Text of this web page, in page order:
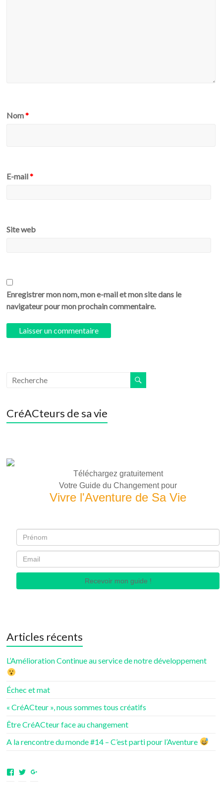
Nom*
E-mail*
Site web
Enregistrer mon nom, mon e-mail et mon site dans le
navigateur pour mon prochain commentaire.
CréACteurs de sa vie
Téléchargez gratuitement
Votre Guide du Changement pour
Vivre l'Aventure de Sa Vie
Recevoir mon guide !
Articles récents
L’Amélioration Continue au service de notre développement
Échec et mat
« CréACteur », nous sommes tous créatifs
Être CréACteur face au changement
A la rencontre du monde #14 – C’est parti pour l’Aventure
Voir Voir